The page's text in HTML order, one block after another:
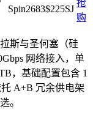
Spin2683$225SJ
抢
购
斯与圣何塞（硅
网络接入，单
，基础配置包含 1
A+B 冗余供电架
。